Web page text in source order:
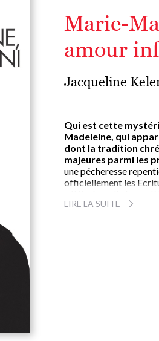
Marie-
amour
Jacqueline
Qui est cette
Madeleine, qui
dont la tradition
majeures parmi les
une pécheresse
officiellement les
son périple comme
LIRE LA SUITE